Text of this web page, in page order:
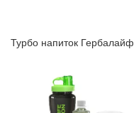
Турбо напиток Гербалайф